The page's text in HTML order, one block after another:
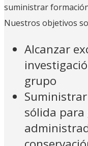
suministrar
Nuestros objetivos
Alcanzar
grupo
sólida para